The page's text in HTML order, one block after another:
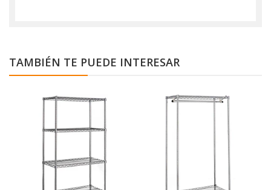
TAMBIÉN TE PUEDE INTERESAR